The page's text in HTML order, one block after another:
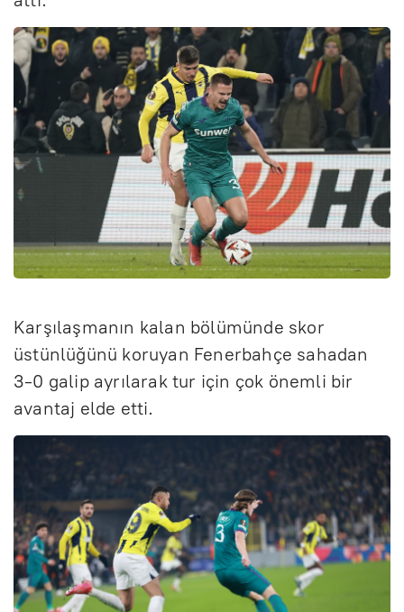
Karşılaşmanın kalan bölümünde skor
üstünlüğünü koruyan Fenerbahçe sahadan
3-0 galip ayrılarak tur için çok önemli bir
avantaj elde etti.